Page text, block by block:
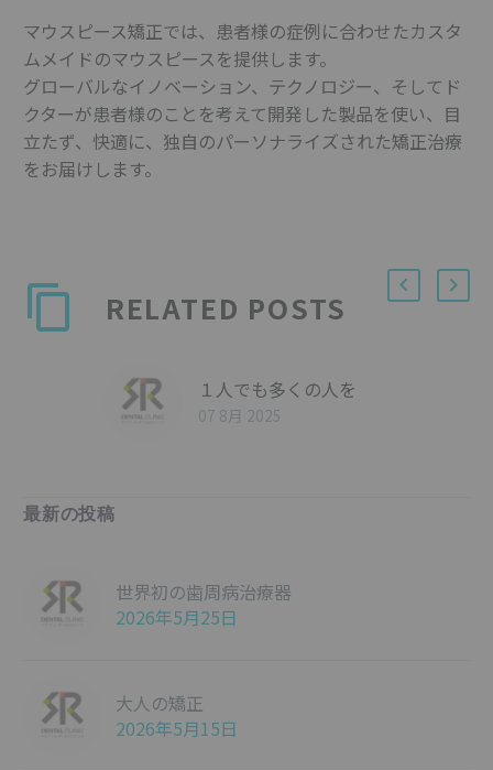
マウスピース矯正では、患者様の症例に合わせたカスタ
ムメイドのマウスピースを提供します。
グローバルなイノベーション、テクノロジー、そしてド
クターが患者様のことを考えて開発した製品を使い、目
立たず、快適に、独自のパーソナライズされた矯正治療
をお届けします。
RELATED POSTS
１人でも多くの人を
07 8月 2025
最新の投稿
世界初の歯周病治療器
2026年5月25日
大人の矯正
2026年5月15日